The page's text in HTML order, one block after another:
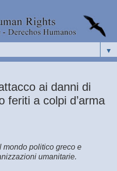
▼
ai danni di
feriti a colpi d’arma
mondo politico greco e
umanitarie.